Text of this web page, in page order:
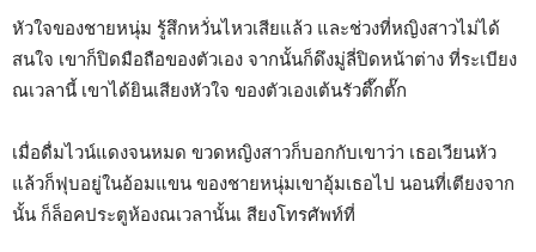
หัวใจของชายหนุ่ม รู้สึกหวั่นไหวเสียแล้ว และช่วงที่หญิงสาวไม่ได้
สนใจ เขาก็ปิดมือถือของตัวเอง จากนั้นก็ดึงมู่ลี่ปิดหน้าต่าง ที่ระเบียง
ณเวลานี้ เขาได้ยินเสียงหัวใจ ของตัวเองเต้นรัวตึ๊กตั๊ก
เมื่อดื่มไวน์แดงจนหมด ขวดหญิงสาวก็บอกกับเขาว่า เธอเวียนหัว
แล้วก็ฟุบอยู่ในอ้อมแขน ของชายหนุ่มเขาอุ้มเธอไป นอนที่เตียงจาก
นั้น ก็ล็อคประตูห้องณเวลานั้นเ สียงโทรศัพท์ที่